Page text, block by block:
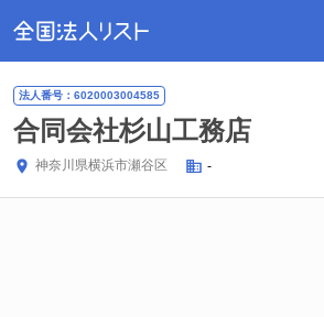
法人番号：6020003004585
合同会社杉山工務店
神奈川県横浜市瀬谷区 -